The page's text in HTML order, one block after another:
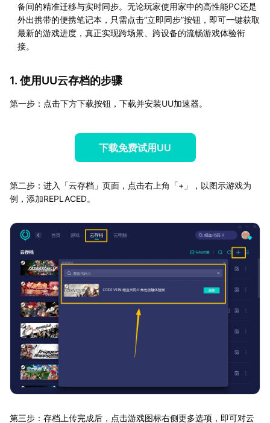
备间的精准迁移与实时同步。无论玩家使用家中的高性能PC还是
外出携带的便携笔记本，只需点击“立即同步”按钮，即可一键获取
最新的游戏进度，真正实现跨场景、跨设备的流畅游戏体验衔
接。
1. 使用UU云存档的步骤
第一步：点击下方下载按钮，下载并安装UU加速器。
下载免费试用UU
第二步：进入「云存档」页面，点击右上角「+」，以图示游戏为
例，添加REPLACED。
第三步：存档上传完成后，点击游戏图标右侧更多选项，即可对云